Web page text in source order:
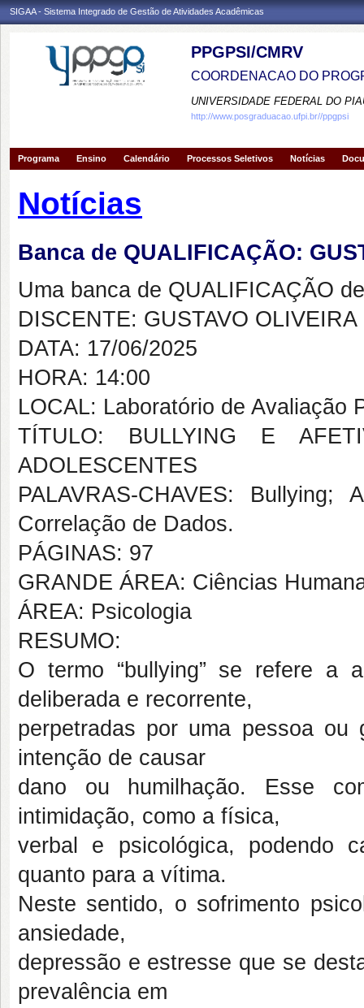
SIGAA - Sistema Integrado de Gestão de Atividades Acadêmicas
PPGPSI/CMRV
COORDENACAO DO
UNIVERSIDADE FEDERAL DO
http://www.posgraduacao.ufpi.br//ppgpsi
Programa Ensino Calendário Processos Seletivos Notícias
Notícias
Banca de QUALIFICAÇÃO:
Uma banca de QUALIFICAÇÃO
DISCENTE: GUSTAVO
DATA: 17/06/2025
HORA: 14:00
LOCAL: Laboratório de Avaliação
TÍTULO: BULLYING E
ADOLESCENTES
PALAVRAS-CHAVES:
Correlação de Dados.
PÁGINAS: 97
GRANDE ÁREA: Ciências
ÁREA: Psicologia
RESUMO:
O termo “bullying” se refere a
deliberada e recorrente,
perpetradas por uma pessoa
intenção de causar
dano ou humilhação. Esse
intimidação, como a física,
verbal e psicológica, podendo
quanto para a vítima.
Neste sentido, o sofrimento
ansiedade,
depressão e estresse que se
prevalência em